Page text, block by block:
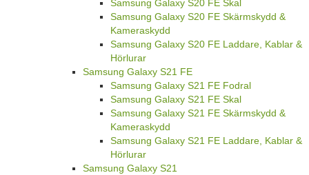
Samsung Galaxy S20 FE Skal
Samsung Galaxy S20 FE Skärmskydd &
Kameraskydd
Samsung Galaxy S20 FE Laddare, Kablar &
Hörlurar
Samsung Galaxy S21 FE
Samsung Galaxy S21 FE Fodral
Samsung Galaxy S21 FE Skal
Samsung Galaxy S21 FE Skärmskydd &
Kameraskydd
Samsung Galaxy S21 FE Laddare, Kablar &
Hörlurar
Samsung Galaxy S21